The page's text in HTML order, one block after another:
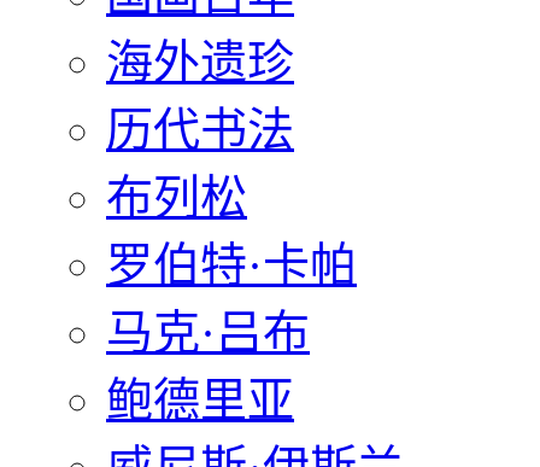
海外遗珍
历代书法
布列松
罗伯特·卡帕
马克·吕布
鲍德里亚